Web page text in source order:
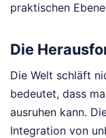
praktischen
Die
Die Welt schläft
bedeutet, dass
ausruhen kann.
Integration von